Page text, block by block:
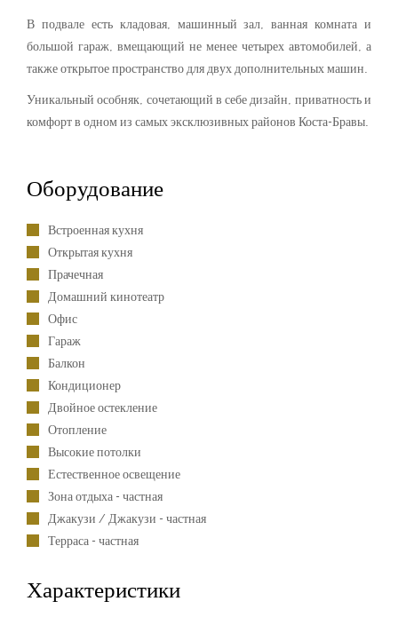
В подвале есть кладовая, машинный зал, ванная комната и
большой гараж, вмещающий не менее четырех автомобилей, а
также открытое пространство для двух дополнительных машин.
Уникальный особняк, сочетающий в себе дизайн, приватность и
комфорт в одном из самых эксклюзивных районов Коста-Бравы.
Оборудование
Встроенная кухня
Открытая кухня
Прачечная
Домашний кинотеатр
Офис
Гараж
Балкон
Кондиционер
Двойное остекление
Отопление
Высокие потолки
Естественное освещение
Зона отдыха - частная
Джакузи / Джакузи - частная
Терраса - частная
Характеристики